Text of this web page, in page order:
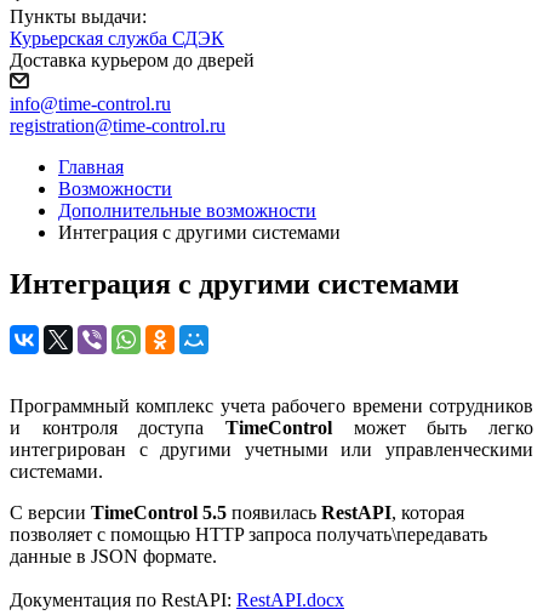
Пункты выдачи:
Курьерская служба СДЭК
Доставка курьером до дверей
info@time-control.ru
registration@time-control.ru
Главная
Возможности
Дополнительные возможности
Интеграция с другими системами
Интеграция с другими системами
Программный комплекс учета рабочего времени сотрудников
и контроля доступа TimeControl может быть легко
интегрирован с другими учетными или управленческими
системами.
С версии TimeControl 5.5 появилась RestAPI, которая
позволяет с помощью HTTP запроса получать\передавать
данные в JSON формате.
Документация по RestAPI: RestAPI.docx